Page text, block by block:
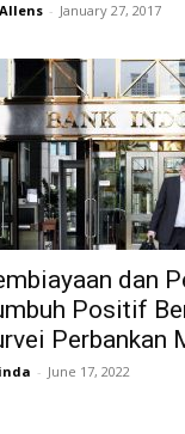
- January 27, 2017
dan
Positif
Perbankan
- June 17, 2022